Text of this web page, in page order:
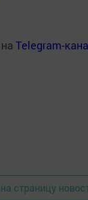
Telegram-
страницу